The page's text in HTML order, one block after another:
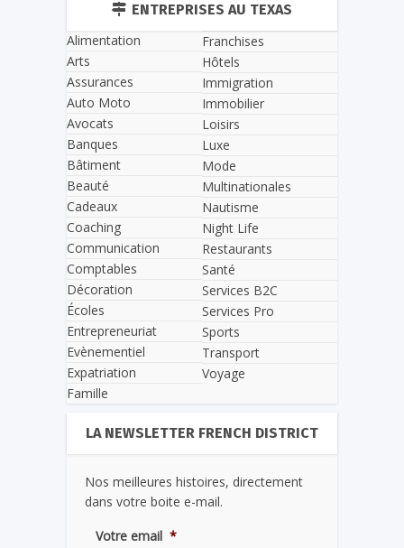
ENTREPRISES AU TEXAS
Alimentation
Arts
Assurances
Auto Moto
Avocats
Banques
Bâtiment
Beauté
Cadeaux
Coaching
Communication
Comptables
Décoration
Écoles
Entrepreneuriat
Evènementiel
Expatriation
Famille
Franchises
Hôtels
Immigration
Immobilier
Loisirs
Luxe
Mode
Multinationales
Nautisme
Night Life
Restaurants
Santé
Services B2C
Services Pro
Sports
Transport
Voyage
LA NEWSLETTER FRENCH DISTRICT
Nos meilleures histoires, directement
dans votre boite e-mail.
Votre email *